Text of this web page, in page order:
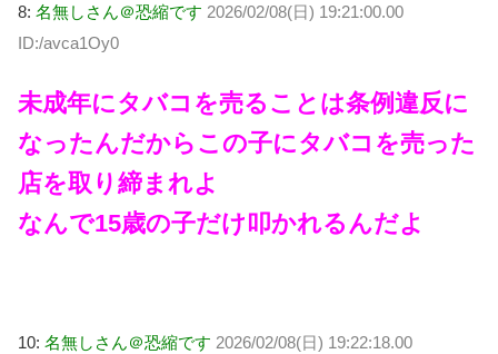
8: 名無しさん＠恐縮です 2026/02/08(日) 19:21:00.00
ID:/avca1Oy0
未成年にタバコを売ることは条例違反に
なったんだからこの子にタバコを売った
店を取り締まれよ
なんで15歳の子だけ叩かれるんだよ
10: 名無しさん＠恐縮です 2026/02/08(日) 19:22:18.00